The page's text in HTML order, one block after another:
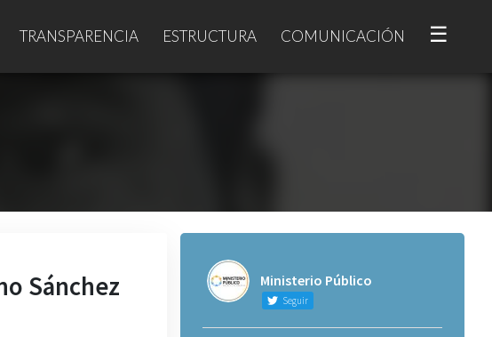
TRANSPARENCIA ESTRUCTURA COMUNICACIÓN ☰
Sánchez
Ministerio Público
Seguir